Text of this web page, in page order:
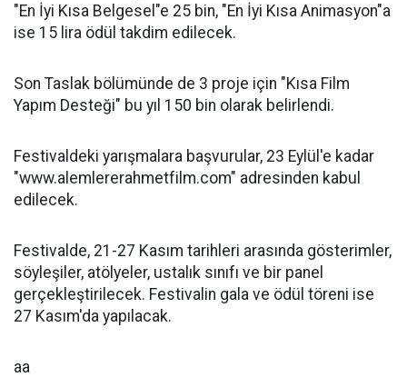
"En İyi Kısa Belgesel"e 25 bin, "En İyi Kısa Animasyon"a
ise 15 lira ödül takdim edilecek.
Son Taslak bölümünde de 3 proje için "Kısa Film
Yapım Desteği" bu yıl 150 bin olarak belirlendi.
Festivaldeki yarışmalara başvurular, 23 Eylül'e kadar
"www.alemlererahmetfilm.com" adresinden kabul
edilecek.
Festivalde, 21-27 Kasım tarihleri arasında gösterimler,
söyleşiler, atölyeler, ustalık sınıfı ve bir panel
gerçekleştirilecek. Festivalin gala ve ödül töreni ise
27 Kasım'da yapılacak.
aa